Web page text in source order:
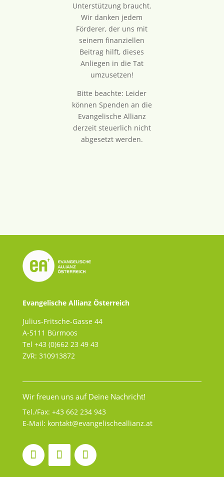
Unterstützung braucht.
Wir danken jedem
Förderer, der uns mit
seinem finanziellen
Beitrag hilft, dieses
Anliegen in die Tat
umzusetzen!
Bitte beachte: Leider
können Spenden an die
Evangelische Allianz
derzeit steuerlich nicht
abgesetzt werden.
Evangelische Allianz Österreich
Julius-Fritsche-Gasse 44
A-5111 Bürmoos
Tel +43 (0)662 23 49 43
ZVR: 310913872
Wir freuen uns auf Deine Nachricht!
Tel./Fax: +43 662 234 943
E-Mail: kontakt@evangelischeallianz.at